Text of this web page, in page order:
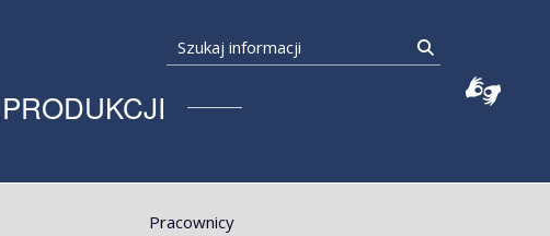
Szukaj informacji
Pracownicy